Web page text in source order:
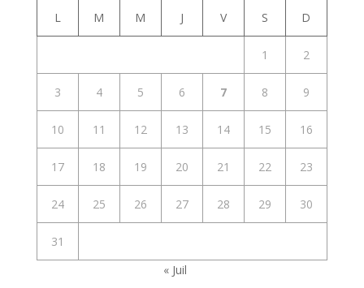
L M M J V S D
1 2
3 4 5 6 7 8 9
10 11 12 13 14 15 16
17 18 19 20 21 22 23
24 25 26 27 28 29 30
31
« Juil